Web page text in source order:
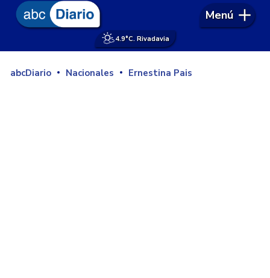
4.9°C. Rivadavia
Menú
abcDiario Nacionales Ernestina Pais